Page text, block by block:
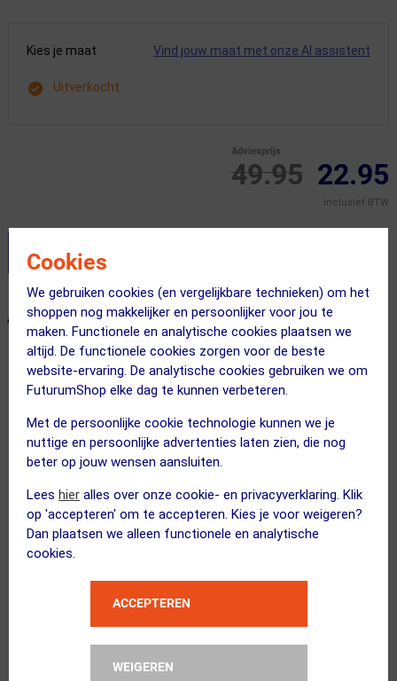
Cookies
We gebruiken cookies (en vergelijkbare technieken) om het
shoppen nog makkelijker en persoonlijker voor jou te
maken. Functionele en analytische cookies plaatsen we
altijd. De functionele cookies zorgen voor de beste
website-ervaring. De analytische cookies gebruiken we om
FuturumShop elke dag te kunnen verbeteren.
Met de persoonlijke cookie technologie kunnen we je
nuttige en persoonlijke advertenties laten zien, die nog
beter op jouw wensen aansluiten.
Lees hier alles over onze cookie- en privacyverklaring. Klik
op 'accepteren' om te accepteren. Kies je voor weigeren?
Dan plaatsen we alleen functionele en analytische
cookies.
ACCEPTEREN
WEIGEREN
Kies je maat Vind jouw maat met onze AI assistent
Uitverkocht
49.95
Adviesprijs
22.95
Inclusief BTW
Stel je productvragen aan onze AI assistent
ALTERNATIEVE PRODUCTEN
SUMMER SALE
(1)
Pro Dry Nanoweight
Thermoshirt Lange
Mouwen Zwart Dames
SUMMER SALE
CRAFT
Thermoshirt Lange
Mouwen Zwart Dames